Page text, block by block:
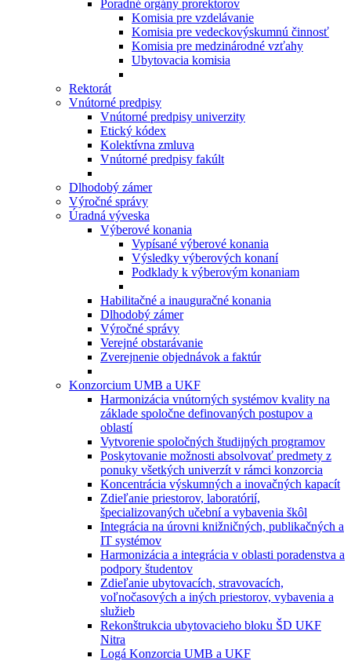
Poradné orgány prorektorov
Komisia pre vzdelávanie
Komisia pre vedeckovýskumnú činnosť
Komisia pre medzinárodné vzťahy
Ubytovacia komisia
Rektorát
Vnútorné predpisy
Vnútorné predpisy univerzity
Etický kódex
Kolektívna zmluva
Vnútorné predpisy fakúlt
Dlhodobý zámer
Výročné správy
Úradná výveska
Výberové konania
Vypísané výberové konania
Výsledky výberových konaní
Podklady k výberovým konaniam
Habilitačné a inauguračné konania
Dlhodobý zámer
Výročné správy
Verejné obstarávanie
Zverejnenie objednávok a faktúr
Konzorcium UMB a UKF
Harmonizácia vnútorných systémov kvality na
základe spoločne definovaných postupov a
oblastí
Vytvorenie spoločných študijných programov
Poskytovanie možnosti absolvovať predmety z
ponuky všetkých univerzít v rámci konzorcia
Koncentrácia výskumných a inovačných kapacít
Zdieľanie priestorov, laboratórií,
špecializovaných učební a vybavenia škôl
Integrácia na úrovni knižničných, publikačných a
IT systémov
Harmonizácia a integrácia v oblasti poradenstva a
podpory študentov
Zdieľanie ubytovacích, stravovacích,
voľnočasových a iných priestorov, vybavenia a
služieb
Rekonštrukcia ubytovacieho bloku ŠD UKF
Nitra
Logá Konzorcia UMB a UKF